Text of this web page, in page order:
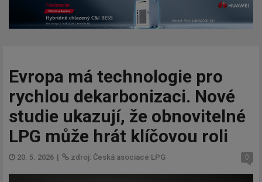
Evropa má technologie pro
rychlou dekarbonizaci. Nové
studie ukazují, že obnovitelné
LPG může hrát klíčovou roli
20. 5. 2026 | zdroj: Česká asociace LPG 0